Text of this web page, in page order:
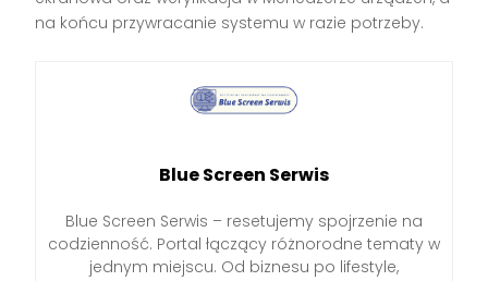
na końcu przywracanie systemu w razie potrzeby.
Blue Screen Serwis
Blue Screen Serwis – resetujemy spojrzenie na
codzienność. Portal łączący różnorodne tematy w
jednym miejscu. Od biznesu po lifestyle,